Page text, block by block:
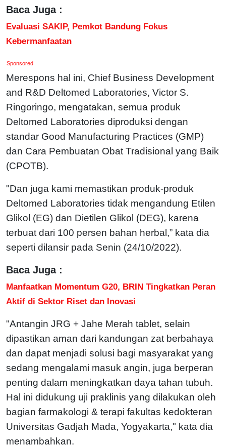
Baca Juga :
Evaluasi SAKIP, Pemkot Bandung Fokus
Kebermanfaatan
Sponsored
Merespons hal ini, Chief Business Development
and R&D Deltomed Laboratories, Victor S.
Ringoringo, mengatakan, semua produk
Deltomed Laboratories diproduksi dengan
standar Good Manufacturing Practices (GMP)
dan Cara Pembuatan Obat Tradisional yang Baik
(CPOTB).
"Dan juga kami memastikan produk-produk
Deltomed Laboratories tidak mengandung Etilen
Glikol (EG) dan Dietilen Glikol (DEG), karena
terbuat dari 100 persen bahan herbal,” kata dia
seperti dilansir pada Senin (24/10/2022).
Baca Juga :
Manfaatkan Momentum G20, BRIN Tingkatkan Peran
Aktif di Sektor Riset dan Inovasi
"Antangin JRG + Jahe Merah tablet, selain
dipastikan aman dari kandungan zat berbahaya
dan dapat menjadi solusi bagi masyarakat yang
sedang mengalami masuk angin, juga berperan
penting dalam meningkatkan daya tahan tubuh.
Hal ini didukung uji praklinis yang dilakukan oleh
bagian farmakologi & terapi fakultas kedokteran
Universitas Gadjah Mada, Yogyakarta," kata dia
menambahkan.